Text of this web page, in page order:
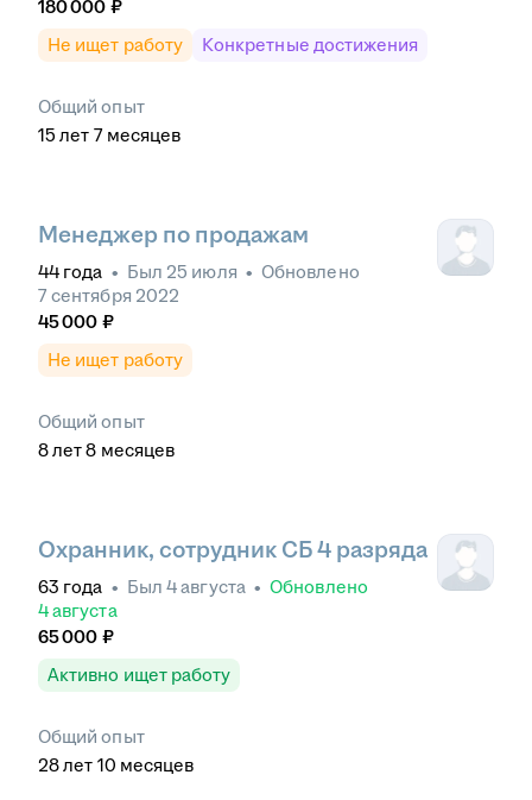
180 000 ₽
Не ищет работу
Конкретные достижения
Общий опыт
15 лет 7 месяцев
Менеджер по продажам
44 года • Был 25 июля • Обновлено
7 сентября 2022
45 000 ₽
Не ищет работу
Общий опыт
8лет 8 месяцев
Охранник, сотрудник СБ 4 разряда
63 года • Был 4 августа • Обновлено
4 августа
65 000 ₽
Активно ищет работу
Общий опыт
28лет 10 месяцев